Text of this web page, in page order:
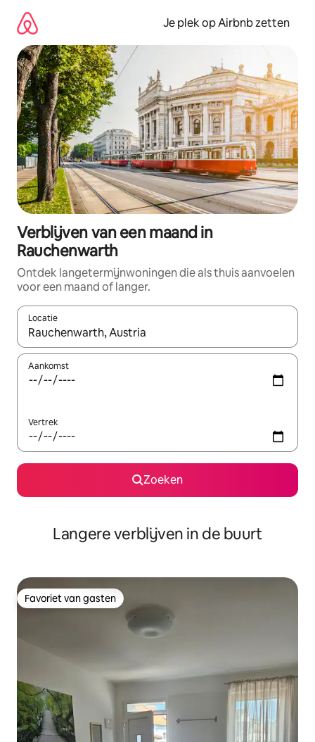
direct
naar
inhoud
Je plek op Airbnb zetten
Verblijven van een maand in
Rauchenwarth
Ontdek langetermijnwoningen die als thuis aanvoelen
voor een maand of langer.
Locatie
Wanneer er resultaten beschikbaar zijn, maak je een keuze
Aankomst
Vertrek
Zoeken
Langere verblijven in de buurt
Favoriet van gasten
Favoriet van gasten